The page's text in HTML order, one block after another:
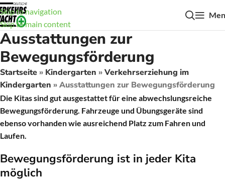
Skip to navigation
Skip to main content
Ausstattungen zur
Bewegungsförderung
Startseite» Kindergarten »Verkehrserziehung im
Kindergarten »Ausstattungen zur Bewegungsförderung
Die Kitas sind gut ausgestattet für eine abwechslungsreiche
Bewegungsförderung. Fahrzeuge und Übungsgeräte sind
ebenso vorhanden wie ausreichend Platz zum Fahren und
Laufen.
Bewegungsförderung ist in jeder Kita
möglich